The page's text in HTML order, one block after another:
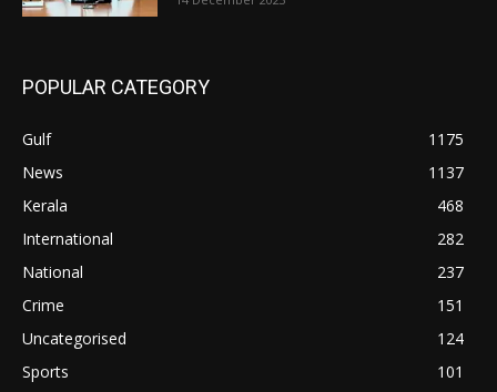
POPULAR CATEGORY
Gulf
1175
News
1137
Kerala
468
International
282
National
237
Crime
151
Uncategorised
124
Sports
101